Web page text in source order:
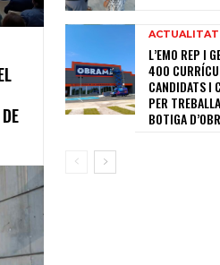
ACTUALITAT
L’EMO REP I
400
CANDIDATS I
PER
BOTIGA